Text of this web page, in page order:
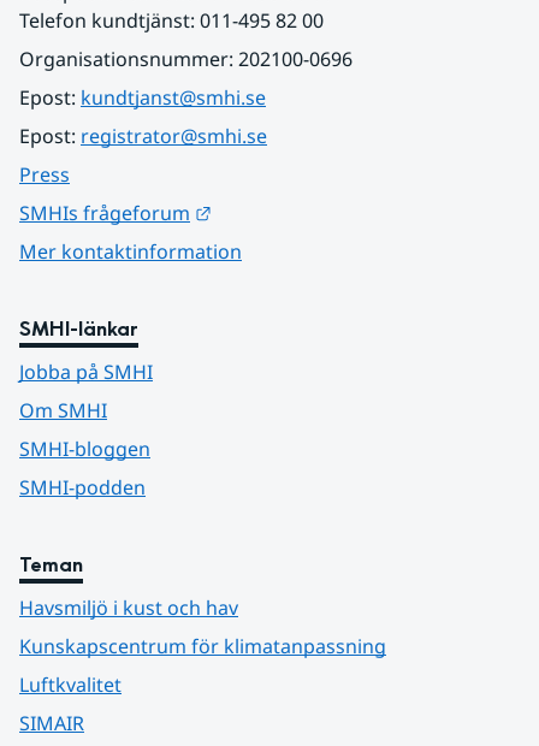
Telefon kundtjänst: 011-495 82 00
Organisationsnummer: 202100-0696
Epost: kundtjanst@smhi.se
Epost: registrator@smhi.se
Press
SMHIs frågeforum
Mer kontaktinformation
SMHI-länkar
Jobba på SMHI
Om SMHI
SMHI-bloggen
SMHI-podden
Teman
Havsmiljö i kust och hav
Kunskapscentrum för klimatanpassning
Luftkvalitet
SIMAIR